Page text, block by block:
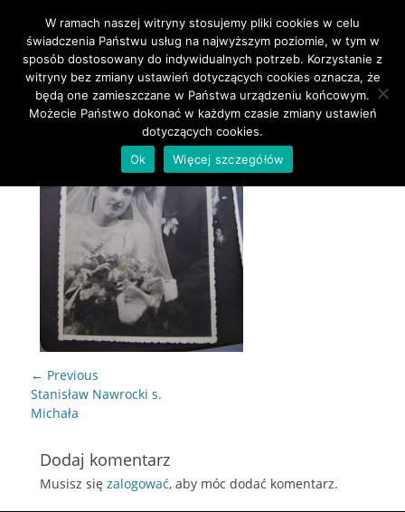
Primary Menu
Skip
to
content
Nawigacja
wpisu
← Previous
Previous
post:
Stanisław Nawrocki s.
Michała
Dodaj komentarz
Musisz się zalogować, aby móc dodać komentarz.
W ramach naszej witryny stosujemy pliki cookies w celu
świadczenia Państwu usług na najwyższym poziomie, w tym w
sposób dostosowany do indywidualnych potrzeb. Korzystanie z
witryny bez zmiany ustawień dotyczących cookies oznacza, że
będą one zamieszczane w Państwa urządzeniu końcowym.
Możecie Państwo dokonać w każdym czasie zmiany ustawień
dotyczących cookies.
Ok
Więcej szczegółów